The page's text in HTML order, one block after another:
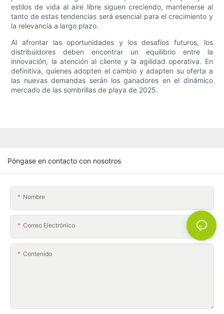
estilos de vida al aire libre siguen creciendo, mantenerse al
tanto de estas tendencias será esencial para el crecimiento y
la relevancia a largo plazo.
Al afrontar las oportunidades y los desafíos futuros, los
distribuidores deben encontrar un equilibrio entre la
innovación, la atención al cliente y la agilidad operativa. En
definitiva, quienes adopten el cambio y adapten su oferta a
las nuevas demandas serán los ganadores en el dinámico
mercado de las sombrillas de playa de 2025.
Póngase en contacto con nosotros
Nombre
Correo Electrónico
Contenido